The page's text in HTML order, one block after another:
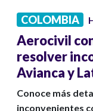
COLOMBIA
Aerocivil
resolver
Avianca y
Conoce más
inconvenientes